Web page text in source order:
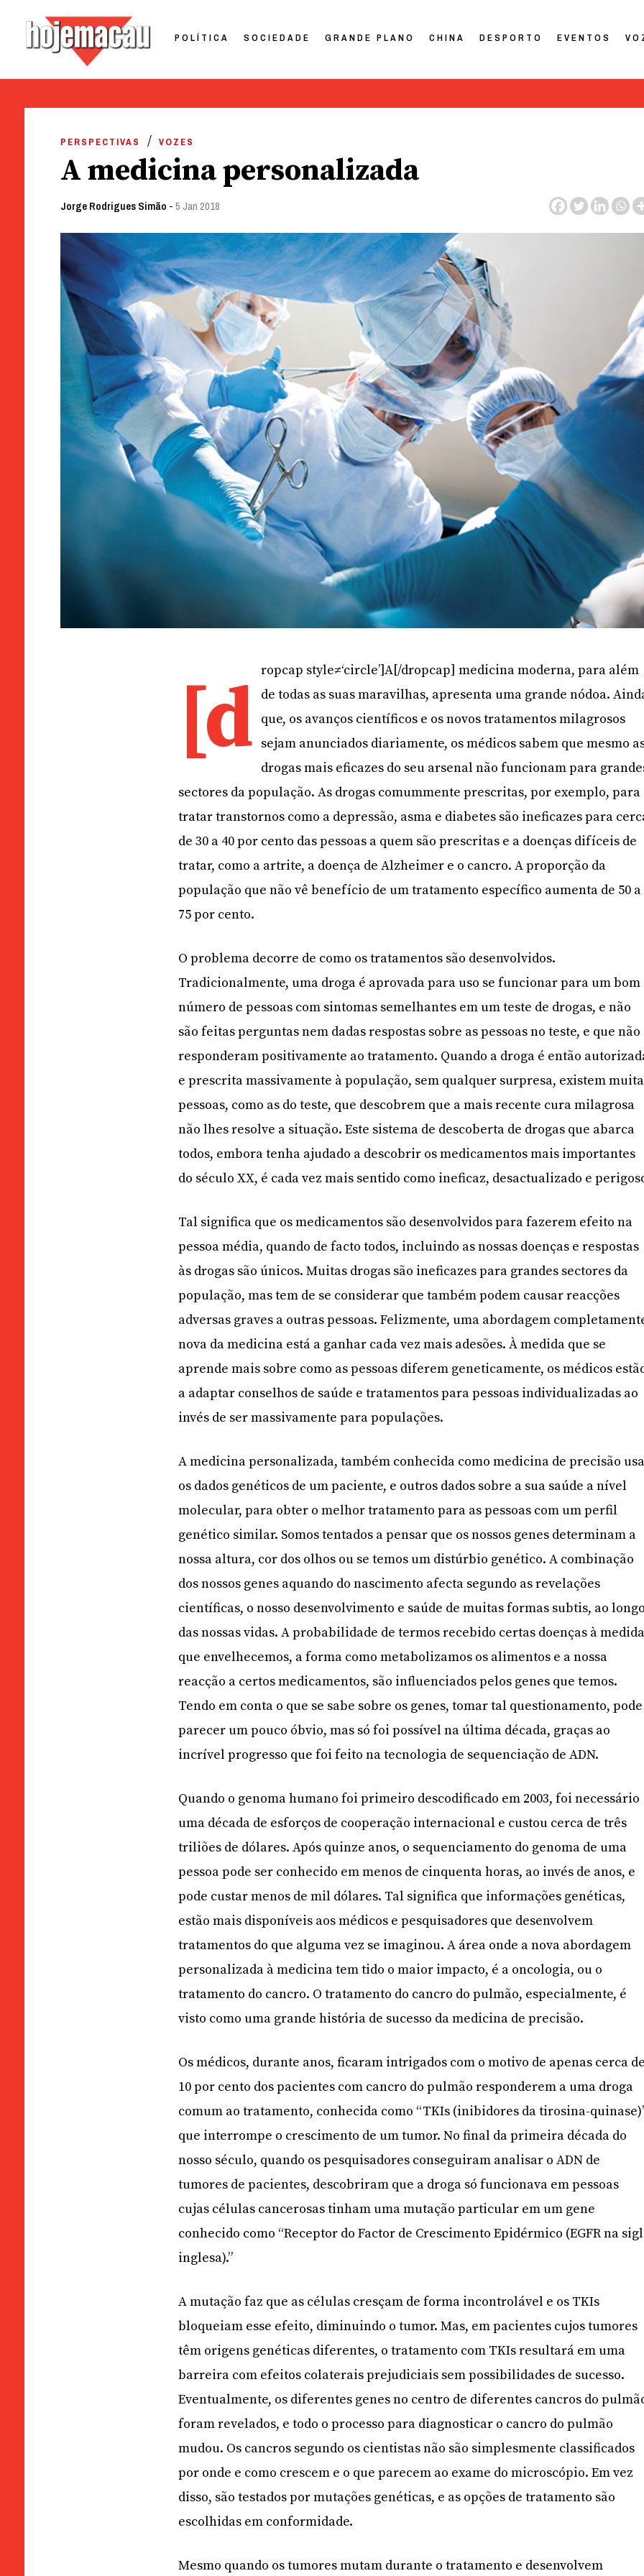
POLÍTICA SOCIEDADE GRANDE PLANO CHINA DESPORTO EVENTOS
PERSPECTIVAS VOZES
A medicina personalizada
Jorge Rodrigues Simão -5 Jan 2018
[d ropcap style≠‘circle’]A[/dropcap] medicina moderna, para além
de todas as suas maravilhas, apresenta uma grande nódoa.
que, os avanços científicos e os novos tratamentos milagrosos
sejam anunciados diariamente, os médicos sabem que mesmo
drogas mais eficazes do seu arsenal não funcionam para
sectores da população. As drogas comummente prescritas, por exemplo, para
tratar transtornos como a depressão, asma e diabetes são ineficazes para
de 30 a 40 por cento das pessoas a quem são prescritas e a doenças difíceis de
tratar, como a artrite, a doença de Alzheimer e o cancro. A proporção da
população que não vê benefício de um tratamento específico aumenta de 50 a
75 por cento.
O problema decorre de como os tratamentos são desenvolvidos.
Tradicionalmente, uma droga é aprovada para uso se funcionar para um bom
número de pessoas com sintomas semelhantes em um teste de drogas, e não
são feitas perguntas nem dadas respostas sobre as pessoas no teste, e que não
responderam positivamente ao tratamento. Quando a droga é então
e prescrita massivamente à população, sem qualquer surpresa, existem
pessoas, como as do teste, que descobrem que a mais recente cura milagrosa
não lhes resolve a situação. Este sistema de descoberta de drogas que abarca
todos, embora tenha ajudado a descobrir os medicamentos mais importantes
do século XX, é cada vez mais sentido como ineficaz, desactualizado e
Tal significa que os medicamentos são desenvolvidos para fazerem efeito na
pessoa média, quando de facto todos, incluindo as nossas doenças e respostas
às drogas são únicos. Muitas drogas são ineficazes para grandes sectores da
população, mas tem de se considerar que também podem causar reacções
adversas graves a outras pessoas. Felizmente, uma abordagem
nova da medicina está a ganhar cada vez mais adesões. À medida que se
aprende mais sobre como as pessoas diferem geneticamente, os médicos
a adaptar conselhos de saúde e tratamentos para pessoas individualizadas ao
invés de ser massivamente para populações.
A medicina personalizada, também conhecida como medicina de precisão
os dados genéticos de um paciente, e outros dados sobre a sua saúde a nível
molecular, para obter o melhor tratamento para as pessoas com um perfil
genético similar. Somos tentados a pensar que os nossos genes determinam a
nossa altura, cor dos olhos ou se temos um distúrbio genético. A combinação
dos nossos genes aquando do nascimento afecta segundo as revelações
científicas, o nosso desenvolvimento e saúde de muitas formas subtis, ao
das nossas vidas. A probabilidade de termos recebido certas doenças à
que envelhecemos, a forma como metabolizamos os alimentos e a nossa
reacção a certos medicamentos, são influenciados pelos genes que temos.
Tendo em conta o que se sabe sobre os genes, tomar tal questionamento, pode
parecer um pouco óbvio, mas só foi possível na última década, graças ao
incrível progresso que foi feito na tecnologia de sequenciação de ADN.
Quando o genoma humano foi primeiro descodificado em 2003, foi necessário
uma década de esforços de cooperação internacional e custou cerca de três
triliões de dólares. Após quinze anos, o sequenciamento do genoma de uma
pessoa pode ser conhecido em menos de cinquenta horas, ao invés de anos, e
pode custar menos de mil dólares. Tal significa que informações genéticas,
estão mais disponíveis aos médicos e pesquisadores que desenvolvem
tratamentos do que alguma vez se imaginou. A área onde a nova abordagem
personalizada à medicina tem tido o maior impacto, é a oncologia, ou o
tratamento do cancro. O tratamento do cancro do pulmão, especialmente, é
visto como uma grande história de sucesso da medicina de precisão.
Os médicos, durante anos, ficaram intrigados com o motivo de apenas cerca
10 por cento dos pacientes com cancro do pulmão responderem a uma droga
comum ao tratamento, conhecida como “TKIs (inibidores da tirosina-
que interrompe o crescimento de um tumor. No final da primeira década do
nosso século, quando os pesquisadores conseguiram analisar o ADN de
tumores de pacientes, descobriram que a droga só funcionava em pessoas
cujas células cancerosas tinham uma mutação particular em um gene
conhecido como “Receptor do Factor de Crescimento Epidérmico (EGFR na
inglesa).”
A mutação faz que as células cresçam de forma incontrolável e os TKIs
bloqueiam esse efeito, diminuindo o tumor. Mas, em pacientes cujos tumores
têm origens genéticas diferentes, o tratamento com TKIs resultará em uma
barreira com efeitos colaterais prejudiciais sem possibilidades de sucesso.
Eventualmente, os diferentes genes no centro de diferentes cancros do
foram revelados, e todo o processo para diagnosticar o cancro do pulmão
mudou. Os cancros segundo os cientistas não são simplesmente classificados
por onde e como crescem e o que parecem ao exame do microscópio. Em vez
disso, são testados por mutações genéticas, e as opções de tratamento são
escolhidas em conformidade.
Mesmo quando os tumores mutam durante o tratamento e desenvolvem